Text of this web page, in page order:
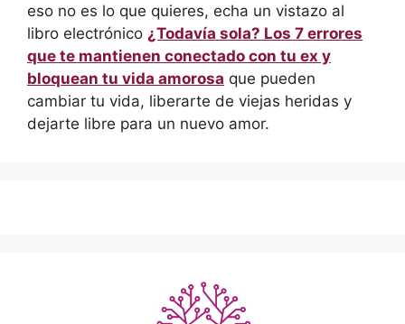
eso no es lo que quieres, echa un vistazo al
libro electrónico ¿Todavía sola? Los 7 errores
que te mantienen conectado con tu ex y
bloquean tu vida amorosa que pueden
cambiar tu vida, liberarte de viejas heridas y
dejarte libre para un nuevo amor.